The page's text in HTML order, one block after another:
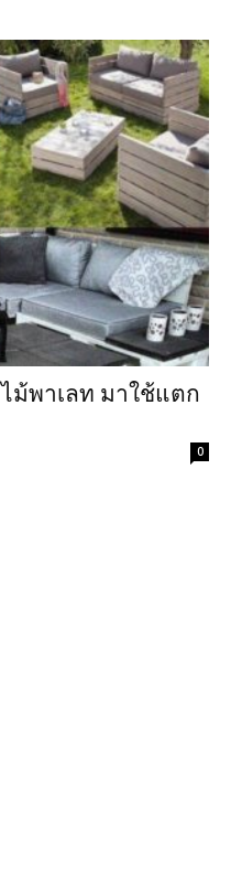
ม้พาเลท มาใช้แตก
0